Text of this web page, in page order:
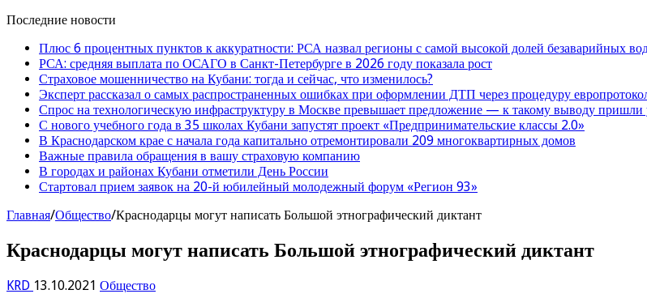
Последние новости
Плюс 6 процентных пунктов к аккуратности: РСА назвал регионы с самой высокой долей безаварийных
РСА: средняя выплата по ОСАГО в Санкт-Петербурге в 2026 году показала рост
Страховое мошенничество на Кубани: тогда и сейчас, что изменилось?
Эксперт рассказал о самых распространенных ошибках при оформлении ДТП через процедуру
Спрос на технологическую инфраструктуру в Москве превышает предложение — к такому выводу
С нового учебного года в 35 школах Кубани запустят проект «Предпринимательские классы 2.0»
В Краснодарском крае с начала года капитально отремонтировали 209 многоквартирных домов
Важные правила обращения в вашу страховую компанию
В городах и районах Кубани отметили День России
Стартовал прием заявок на 20-й юбилейный молодежный форум «Регион 93»
Главная/Общество/Краснодарцы могут написать Большой этнографический диктант
Краснодарцы могут написать Большой этнографический диктант
KRD 13.10.2021 Общество